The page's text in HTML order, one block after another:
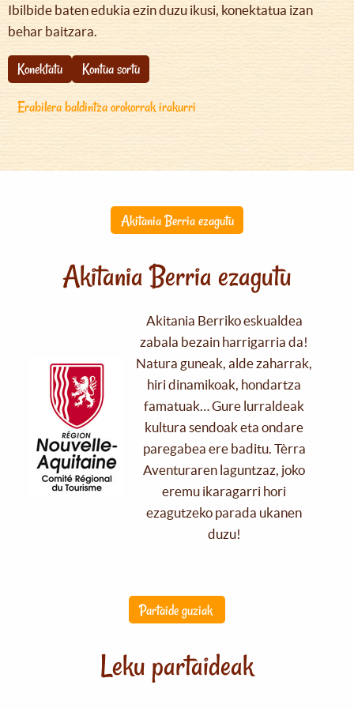
Ibilbide baten edukia ezin duzu ikusi, konektatua izan
behar baitzara.
Konektatu
Kontua sortu
Erabilera baldintza orokorrak irakurri
Akitania Berria ezagutu
Akitania Berria ezagutu
Akitania Berriko eskualdea
zabala bezain harrigarria da!
Natura guneak, alde zaharrak,
hiri dinamikoak, hondartza
famatuak… Gure lurraldeak
kultura sendoak eta ondare
paregabea ere baditu. Tèrra
Aventuraren laguntzaz, joko
eremu ikaragarri hori
ezagutzeko parada ukanen
duzu!
Partaide guziak
Leku partaideak